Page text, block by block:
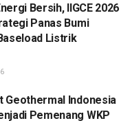
Bersih, IIGCE 2026
Panas Bumi
Listrik
Geothermal Indonesia
Pemenang WKP